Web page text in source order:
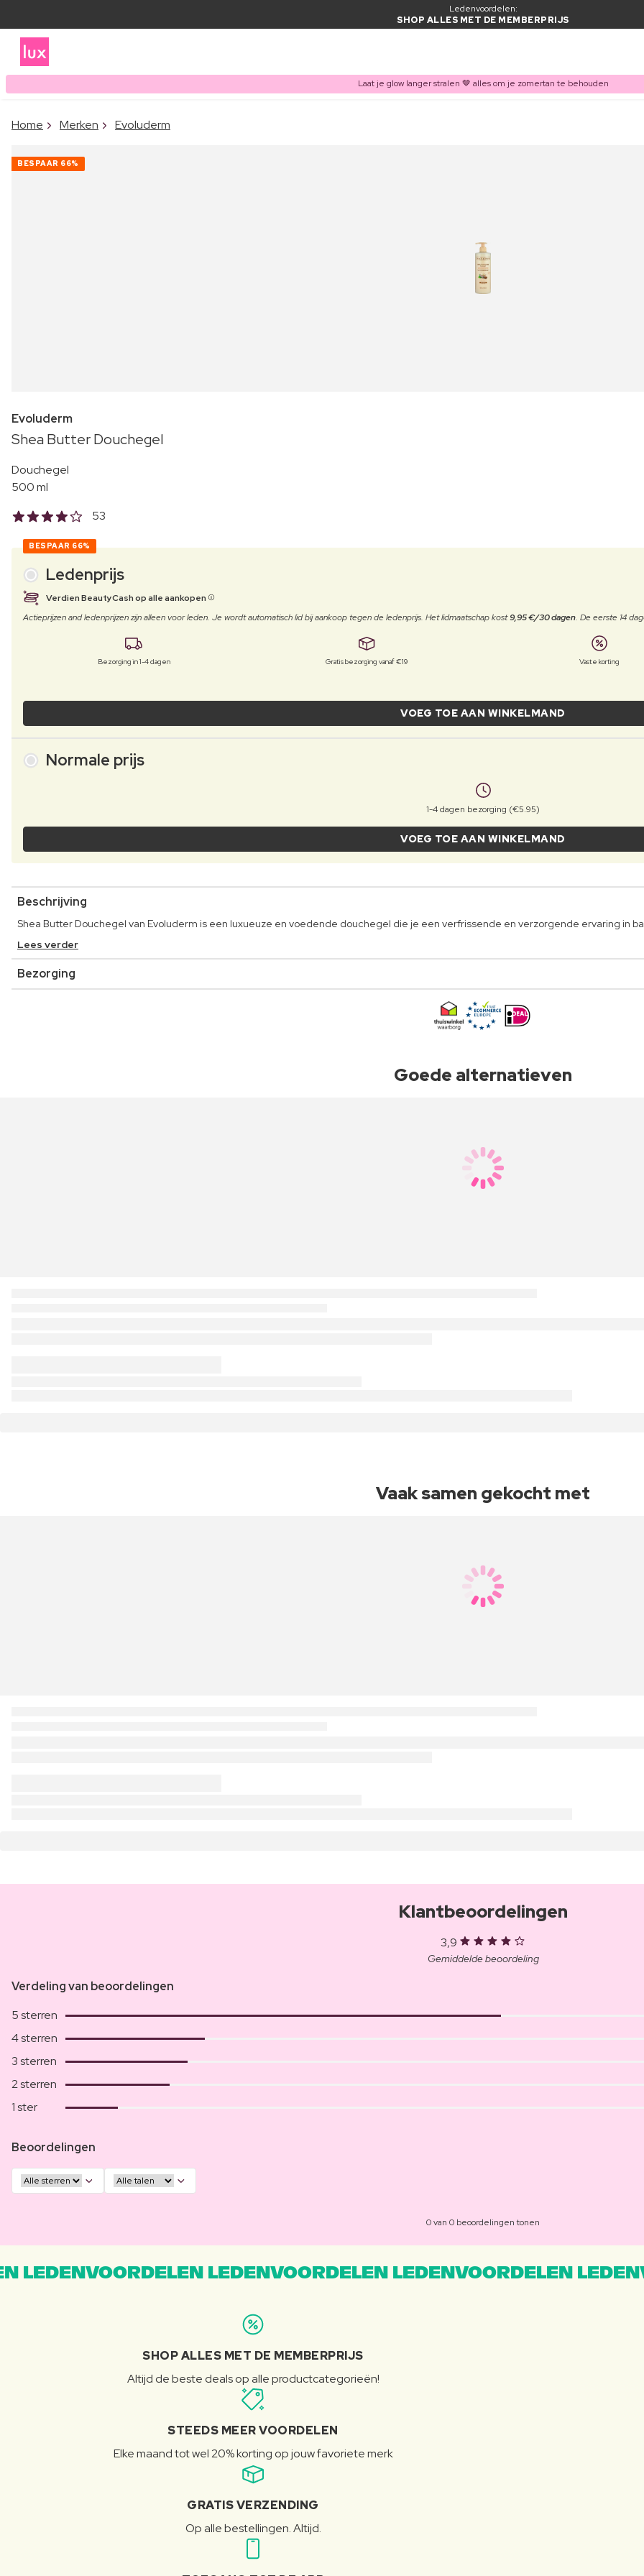
Ledenvoordelen:
SHOP ALLES MET DE MEMBERPRIJS
Laat je glow langer stralen 🤎 alles om je zomertan te behouden
Home Merken Evoluderm
BESPAAR 66%
Evoluderm
Shea Butter Douchegel
Douchegel
500 ml
53
BESPAAR 66%
Ledenprijs
Verdien BeautyCash op alle aankopen
Actieprijzen and ledenprijzen zijn alleen voor leden. Je wordt automatisch lid bij aankoop tegen de ledenprijs. Het lidmaatschap kost9,95 €/30 dagen. De eerste 14
Bezorging in 1-4 dagen Gratis bezorging vanaf €19 Vaste korting
VOEG TOE AAN WINKELMAND
Normale prijs
1-4 dagen bezorging (€5.95)
VOEG TOE AAN WINKELMAND
Beschrijving
Shea Butter Douchegel van Evoluderm is een luxueuze en voedende douchegel die je een verfrissende en verzorgende ervaring in
Lees verder
Bezorging
Goede alternatieven
Vaak samen gekocht met
Klantbeoordelingen
3,9
Gemiddelde beoordeling
Verdeling van beoordelingen
5 sterren
4 sterren
3 sterren
2 sterren
1 ster
Beoordelingen
0 van 0 beoordelingen tonen
LEDENVOORDELEN LEDENVOORDELEN LEDENVOORDELEN
SHOP ALLES MET DE MEMBERPRIJS
Altijd de beste deals op alle productcategorieën!
STEEDS MEER VOORDELEN
Elke maand tot wel 20% korting op jouw favoriete merk
GRATIS VERZENDING
Op alle bestellingen. Altijd.